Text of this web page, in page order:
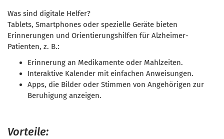
Was sind digitale Helfer?
Tablets, Smartphones oder spezielle Geräte bieten
Erinnerungen und Orientierungshilfen für Alzheimer-
Patienten, z. B.:
Erinnerung an Medikamente oder Mahlzeiten.
Interaktive Kalender mit einfachen Anweisungen.
Apps, die Bilder oder Stimmen von Angehörigen zur
Beruhigung anzeigen.
Vorteile: